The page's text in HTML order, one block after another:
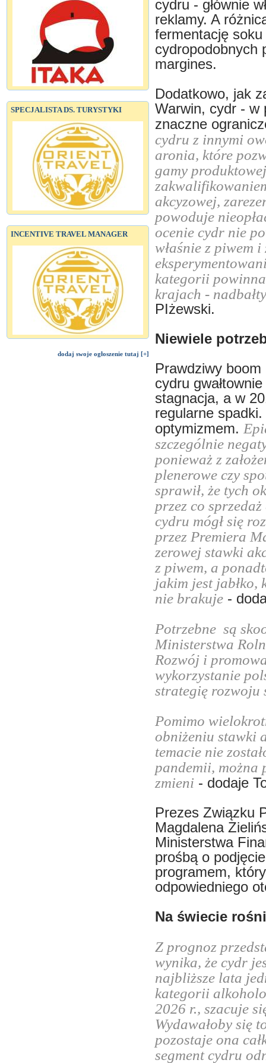
SPECJALISTA DS. TURYSTYKI
INCENTIVE TRAVEL MANAGER
dodaj swoje ogłoszenie tutaj [+]
cydru - głównie
reklamy. A
fermentację soku
cydropodobnych
margines.
Dodatkowo, jak
Warwin, cydr - w
znaczne
cydru z innymi
aronia, które
gamy
akcyzowej,
powoduje
ocenie cydr nie
właśnie z piwem
kategorii
krajach -
PIżewski.
Niewiele
Prawdziwy boom
cydru
stagnacja, a w
regularne
optymizmem.
szczególnie
ponieważ z
plenerowe czy
sprawił, że tych
przez co
cydru mógł się
przez Premiera
zerowej stawki
z piwem, a
jakim jest jabłko,
nie brakuje -
Potrzebne są
Ministerstwa
Rozwój i
wykorzystanie
strategię rozwoju
Pomimo
obniżeniu stawki
temacie nie
pandemii, można
zmieni - dodaje
Prezes Związku
Magdalena
Ministerstwa
prośbą o
programem,
odpowiedniego
Na świecie
Z prognoz
wynika, że cydr
najbliższe lata
kategorii
2026 r., szacuje
Wydawałoby się
pozostaje ona
segment cydru